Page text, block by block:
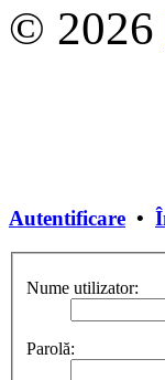
© 2026
Autentificare •
Nume utilizator:
Parolă: